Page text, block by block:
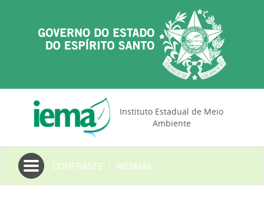
Instituto Estadual de Meio
Ambiente
Toggle
navigation
CONTRASTE | WEBMAIL